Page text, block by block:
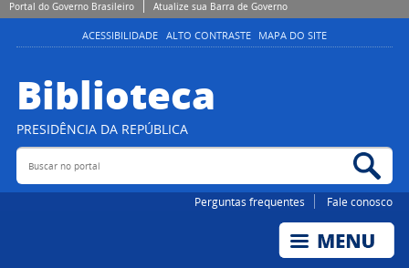
Portal do Governo Brasileiro Atualize sua Barra de Governo
ACESSIBILIDADE ALTO CONTRASTE MAPA DO SITE
Biblioteca
PRESIDÊNCIA DA REPÚBLICA
Buscar no portal
Perguntas frequentes Fale conosco